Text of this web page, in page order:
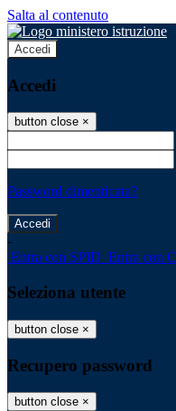
Salta al contenuto
Accedi
Accedi
button close ×
Password dimenticata?
-
Entra con SPID Entra con
Seleziona utente
button close ×
Recupero password
button close ×